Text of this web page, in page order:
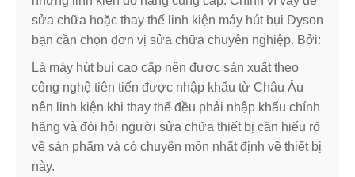
sửa chữa hoặc thay thế linh kiện máy hút bụi Dyson
bạn cần chọn đơn vị sửa chữa chuyên nghiệp. Bởi:
Là máy hút bụi cao cấp nên được sản xuất theo
công nghệ tiên tiến được nhập khẩu từ Châu Âu
nên linh kiện khi thay thế đều phải nhập khẩu chính
hãng và đòi hỏi người sửa chữa thiết bị cần hiểu rõ
về sản phẩm và có chuyên môn nhất định về thiết bị
này.